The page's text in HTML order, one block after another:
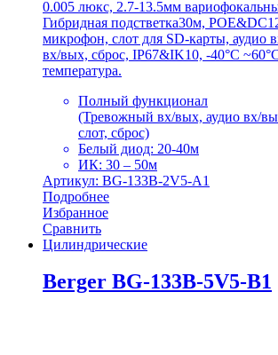
0.005 люкс, 2.7-13.5мм
Гибридная подстветка30м,
микрофон, слот для SD-карты, аудио
вх/вых, сброс, IP67&IK10, -40°C
температура.
Полный функционал
(Тревожный вх/вых, аудио вх/
слот, сброс)
Белый диод: 20-40м
ИК: 30 – 50м
Артикул: BG-133B-2V5-A1
Подробнее
Избранное
Сравнить
Цилиндрические
Berger BG-133B-5V5-B1